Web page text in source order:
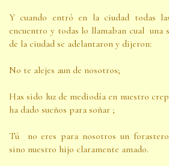
Y cuando entró en la ciudad todas
encuentro y todas lo llamaban cual una
de la ciudad se adelantaron y dijeron:
No te alejes aun de nosotros;
Has sido luz de mediodía en nuestro
ha dado sueños para soñar ;
Tú no eres para nosotros un
sino nuestro hijo claramente amado.